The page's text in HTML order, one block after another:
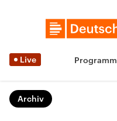
Live Programm
Archiv